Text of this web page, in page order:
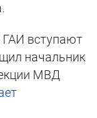
ГАИ вступают
начальник
МВД